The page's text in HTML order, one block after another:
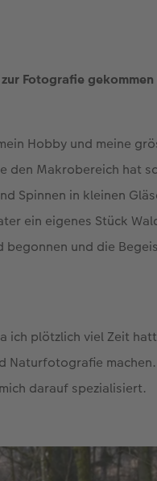
Fotografie
Hobby und meine
den Makrobereich hat
Spinnen in kleinen
ein eigenes Stück
begonnen und die
ich plötzlich viel Zeit
Naturfotografie
darauf spezialisiert.